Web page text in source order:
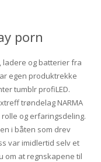
porn
ladere og batterier fra
egen produktrekke
tumblr profiLED.
trøndelag NARMA
og erfaringsdeling.
i båten som drev
var imidlertid selv et
om at regnskapene til